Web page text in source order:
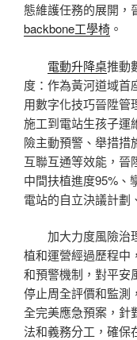
態維護任務的展開，
backbone工學椅 。
電動升降桌推動
度：作為黃河道域首
用數字化技巧晉陞管
施工到電站生孩子運
險主動預警、舉措措
互聯互通等效能，晉
中間扶植進度95%、
電站的自立決議計劃
加大力度風險治
植和運營經過歷程中
和預警機制，對平安
停止周全評價和監測
全完美應急預案，針
法和義務分工，確保